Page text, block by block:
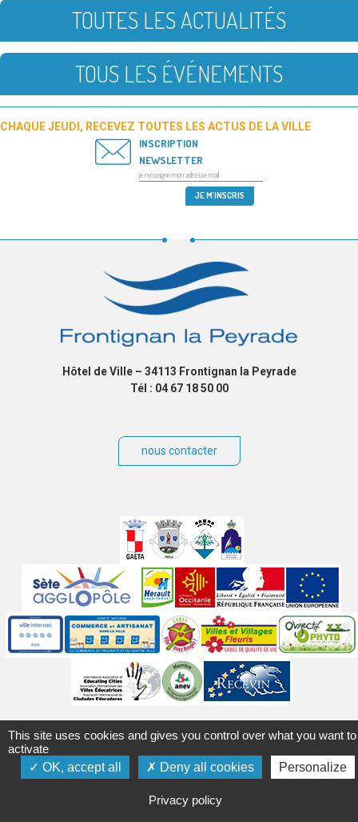
TOUTES LES ACTUALITÉS
TOUS LES ÉVÉNEMENTS
CHAQUE JEUDI, RECEVEZ TOUTES LES ACTUS DE LA VILLE
INSCRIPTION
NEWSLETTER
Hôtel de Ville – 34113 Frontignan la Peyrade
Tél : 04 67 18 50 00
nous contacter
partenaires
Labels
Crédits
Gérer les cookies Politique de confidentialité
This site uses cookies and gives you control over what you want to
activate
OK, accept all
Deny all cookies Personalize
Privacy policy